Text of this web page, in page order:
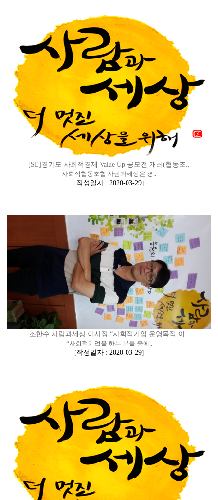
[SE]경기도 사회적경제 Value Up 공모전 개최(협동조..
사회적협동조합 사람과세상은 경..
[작성일자 : 2020-03-29]
조한수 사람과세상 이사장 “사회적기업 운영목적 이..
“사회적기업을 하는 분들 중에..
[작성일자 : 2020-03-29]